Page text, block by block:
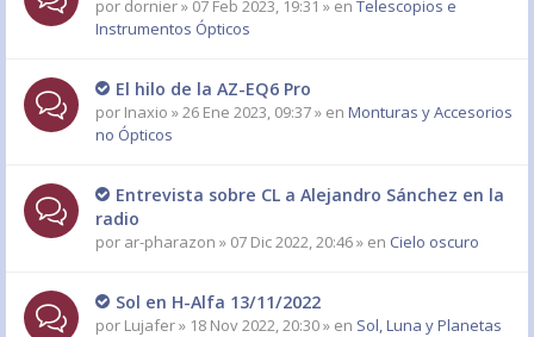
por dornier» 07 Feb 2023, 19:31 » en Telescopios e
Instrumentos Ópticos
El hilo de la AZ-EQ6 Pro
por Inaxio » 26 Ene 2023, 09:37 » en Monturas y Accesorios
no Ópticos
Entrevista sobre CL a Alejandro Sánchez en la
radio
por ar-pharazon » 07 Dic 2022, 20:46 » en Cielo oscuro
Sol en H-Alfa 13/11/2022
por Lujafer» 18 Nov 2022, 20:30 » en Sol, Luna y Planetas